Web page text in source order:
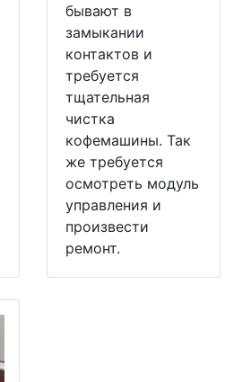
бывают в
замыкании
контактов и
требуется
тщательная
чистка
кофемашины. Так
же требуется
осмотреть модуль
управления и
произвести
ремонт.